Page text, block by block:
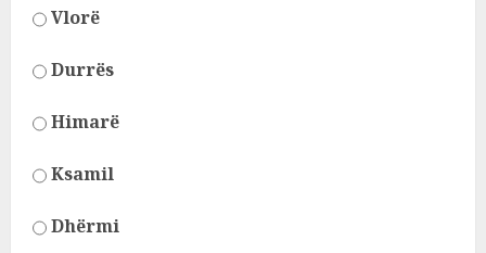
Vlorë
Durrës
Himarë
Ksamil
Dhërmi